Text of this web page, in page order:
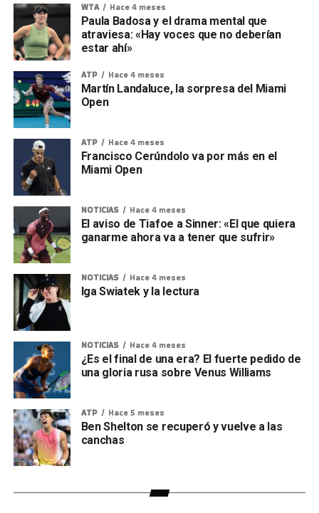
WTA Hace 4 meses
Paula Badosa y el drama mental que
atraviesa: «Hay voces que no deberían
estar ahí»
ATP Hace 4 meses
Martín Landaluce, la sorpresa del Miami
Open
ATP Hace 4 meses
Francisco Cerúndolo va por más en el
Miami Open
NOTICIAS Hace 4 meses
El aviso de Tiafoe a Sinner: «El que quiera
ganarme ahora va a tener que sufrir»
NOTICIAS Hace 4 meses
Iga Swiatek y la lectura
NOTICIAS Hace 4 meses
¿Es el final de una era? El fuerte pedido de
una gloria rusa sobre Venus Williams
ATP Hace 5 meses
Ben Shelton se recuperó y vuelve a las
canchas